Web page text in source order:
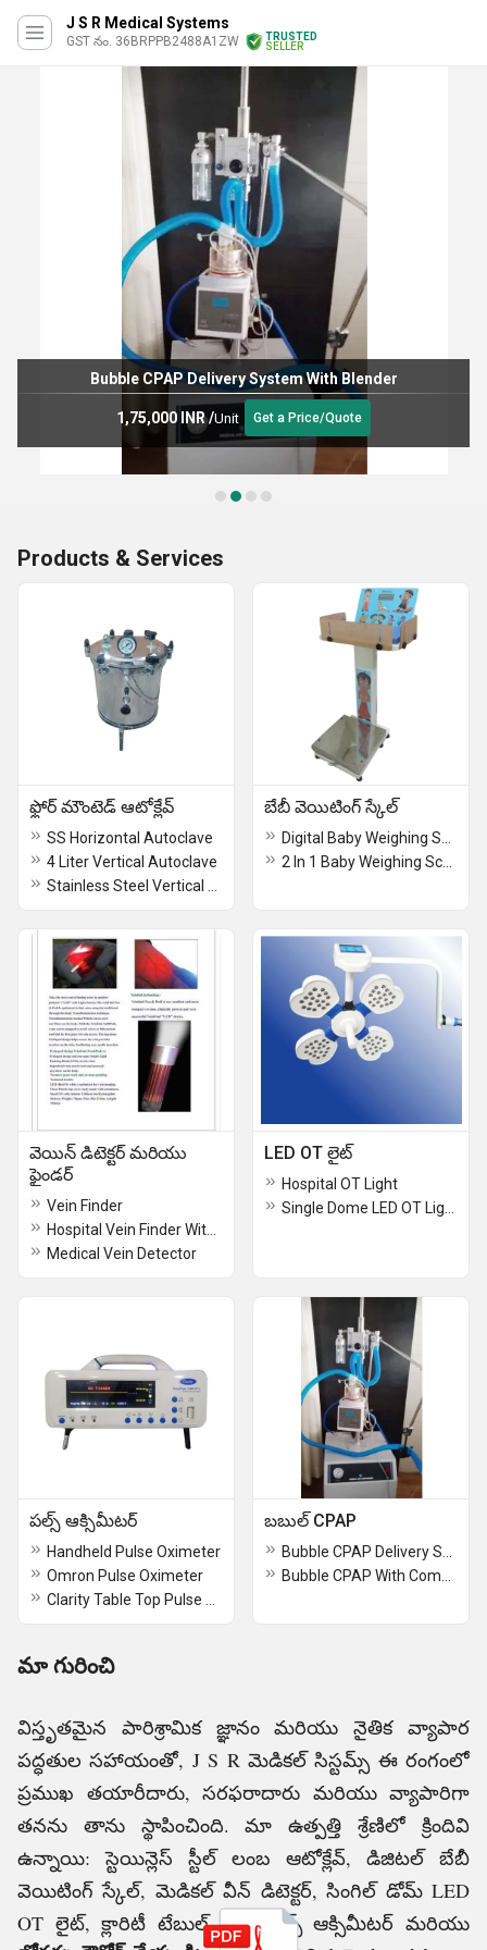
J S R Medical Systems
GST నం. 36BRPPB2488A1ZW
TRUSTED
SELLER
Bubble CPAP Delivery System With Blender
1,75,000 INR/Unit Get a Price/Quote
Products & Services
ఫ్లోర్ మౌంటెడ్ ఆటోక్లేవ్
SS Horizontal Autoclave
4 Liter Vertical Autoclave
బేబీ వెయిటింగ్ స్కేల్
వెయిన్ డిటెక్టర్ మరియు
ఫైండర్
Vein Finder
Medical Vein Detector
LED OT లైట్
Hospital OT Light
పల్స్ ఆక్సిమీటర్
Handheld Pulse Oximeter
Omron Pulse Oximeter
బబుల్ CPAP
మా గురించి
విస్తృతమైన పారిశ్రామిక జ్ఞానం మరియు నైతిక వ్యాపార
పద్ధతుల సహాయంతో, J S R మెడికల్ సిస్టమ్స్ ఈ రంగంలో
ప్రముఖ తయారీదారు, సరఫరాదారు మరియు వ్యాపారిగా
తనను తాను స్థాపించింది. మా ఉత్పత్తి శ్రేణిలో క్రిందివి
ఉన్నాయి: స్టెయిన్లెస్ స్టీల్ లంబ ఆటోక్లేవ్, డిజిటల్ బేబీ
వెయిటింగ్ స్కేల్, మెడికల్ వీన్ డిటెక్టర్, సింగిల్ డోమ్ LED
OT లైట్, క్లారిటీ టేబుల్ టాప్ పల్స్ ఆక్సిమీటర్ మరియు